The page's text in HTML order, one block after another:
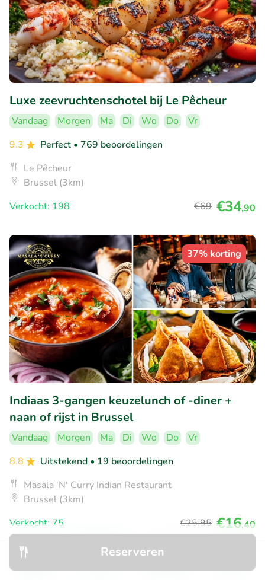
Reserveren
Luxe zeevruchtenschotel bij Le Pêcheur
Vandaag Morgen Ma Di Wo Do
Vr
9.3
Perfect • 769 beoordelingen
Le Pêcheur
Brussel (3km)
Verkocht: 198
€69 €34,90
37% korting
Indiaas 3-gangen keuzelunch of -diner +
naan of rijst in Brussel
Vandaag Morgen Ma Di Wo Do
Vr
8.8
Uitstekend • 19 beoordelingen
Masala ‘N' Curry Indian Restaurant
Brussel (3km)
Verkocht: 75
€25,95 €16,40
55% korting